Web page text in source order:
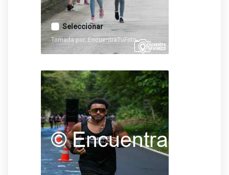
Seleccionar
Tomada por: EncuentraTuFoto